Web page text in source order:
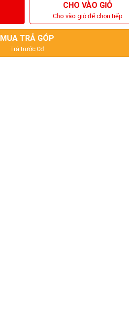
CHO VÀO GIỎ
Cho vào giỏ để chọn tiếp
MUA TRẢ GÓP
Trả trước 0đ